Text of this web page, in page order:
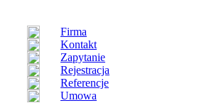
Firma
Kontakt
Zapytanie
Rejestracja
Referencje
Umowa